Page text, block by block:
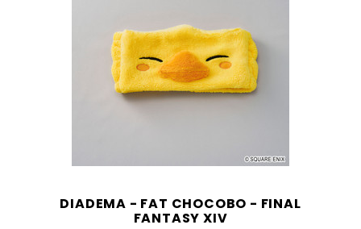
DIADEMA - FAT CHOCOBO - FINAL
FANTASY XIV